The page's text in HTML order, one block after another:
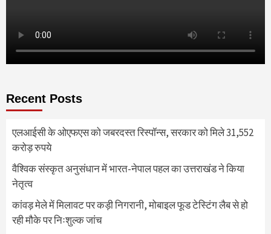
Recent Posts
एलआईसी के ओएफएस को जबरदस्त रिस्पॉन्स, सरकार को मिले 31,552
करोड़ रुपये
वैश्विक संस्कृत अनुसंधान में भारत-नेपाल पहल का उत्तराखंड ने किया
नेतृत्व
कांवड़ मेले में मिलावट पर कड़ी निगरानी, मोबाइल फूड टेस्टिंग लैब से हो
रही मौके पर निःशुल्क जांच